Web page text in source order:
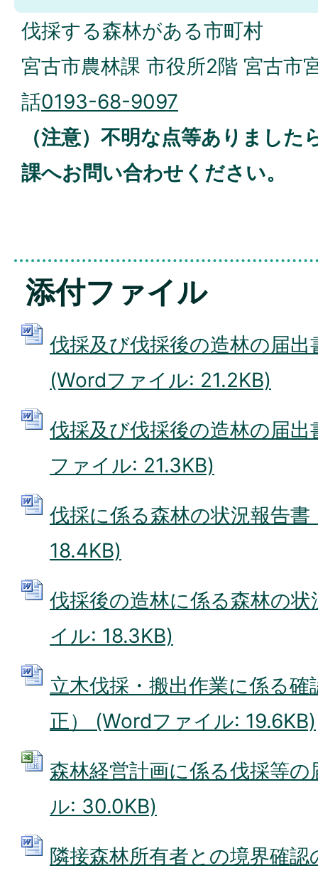
伐採する森林がある市町村
宮古市農林課 市役所2階 宮古市
話0193-68-9097
（注意）不明な点等ありました
課へお問い合わせください。
添付ファイル
伐採及び伐採後の造林の届出
(Wordファイル: 21.2KB)
伐採及び伐採後の造林の届
ファイル: 21.3KB)
伐採に係る森林の状況報告
18.4KB)
伐採後の造林に係る森林の
イル: 18.3KB)
立木伐採・搬出作業に係る確
正） (Wordファイル: 19.6KB)
森林経営計画に係る伐採等
ル: 30.0KB)
隣接森林所有者との境界確